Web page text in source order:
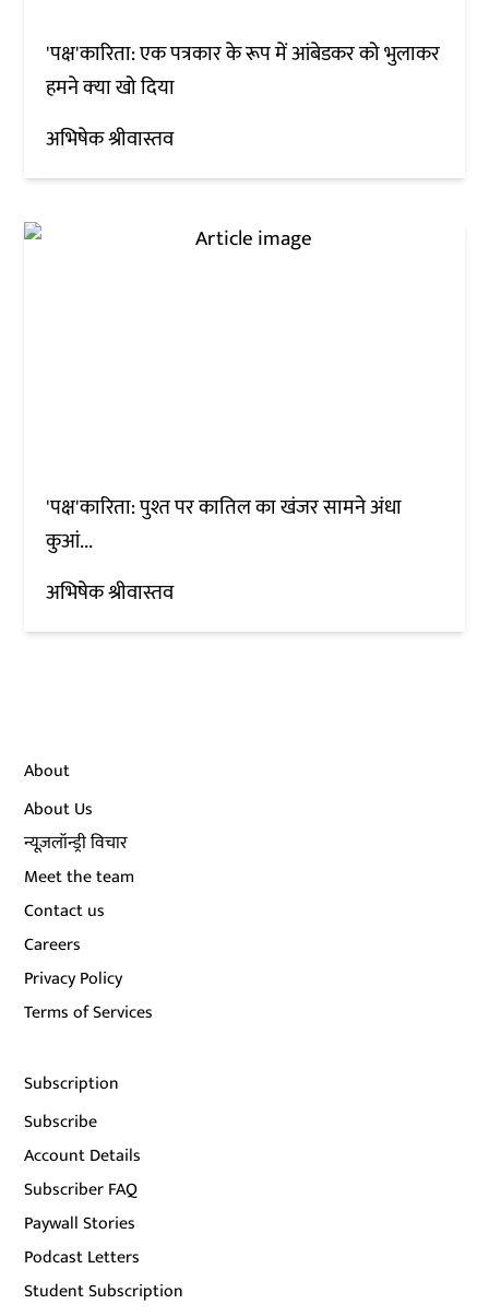
'पक्ष'कारिता: एक पत्रकार के रूप में आंबेडकर को भुलाकर
हमने क्‍या खो दिया
अभिषेक श्रीवास्तव
'पक्ष'कारिता: पुश्त पर कातिल का खंजर सामने अंधा
कुआं...
अभिषेक श्रीवास्तव
About
About Us
न्यूज़लॉन्ड्री विचार
Meet the team
Contact us
Careers
Privacy Policy
Terms of Services
Subscription
Subscribe
Account Details
Subscriber FAQ
Paywall Stories
Podcast Letters
Student Subscription